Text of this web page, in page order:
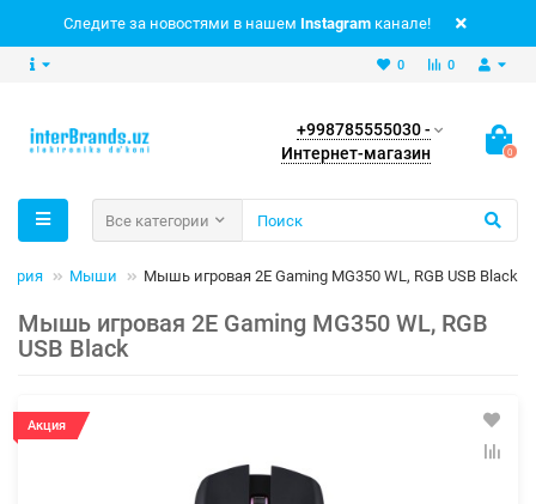
Следите за новостями в нашем Instagram канале!
0
0
+998785555030 -
Интернет-магазин
0
Все категории
Мыши Мышь игровая 2E Gaming MG350 WL, RGB USB Black
Мышь игровая 2E Gaming MG350 WL, RGB
USB Black
Акция